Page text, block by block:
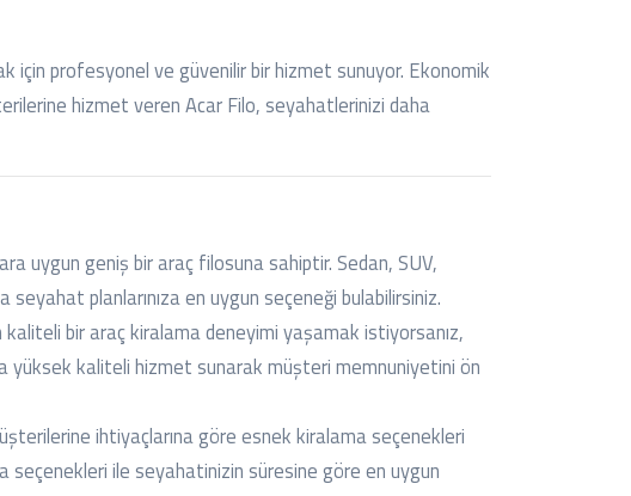
için profesyonel ve güvenilir bir hizmet sunuyor. Ekonomik
hizmet veren Acar Filo, seyahatlerinizi daha
uygun geniş bir araç filosuna sahiptir. Sedan, SUV,
planlarınıza en uygun seçeneği bulabilirsiniz.
bir araç kiralama deneyimi yaşamak istiyorsanız,
yüksek kaliteli hizmet sunarak müşteri memnuniyetini ön
ihtiyaçlarına göre esnek kiralama seçenekleri
seçenekleri ile seyahatinizin süresine göre en uygun